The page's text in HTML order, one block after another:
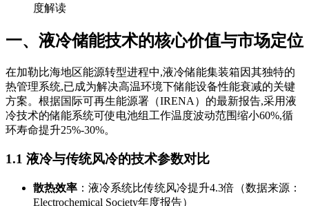
度解读
一、液冷储能技术的核心价值与市场定位
在加勒比海地区能源转型进程中,液冷储能集装箱因其独特的
热管理系统,已成为解决高温环境下储能设备性能衰减的关键
方案。根据国际可再生能源署（IRENA）的最新报告,采用液
冷技术的储能系统可使电池组工作温度波动范围缩小60%,循
环寿命提升25%-30%。
1.1 液冷与传统风冷的技术参数对比
散热效率 ：液冷系统比传统风冷提升4.3倍（数据来源：
Electrochemical Society年度报告）